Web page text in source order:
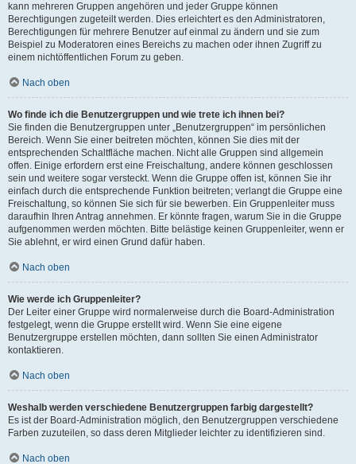
kann mehreren Gruppen angehören und jeder Gruppe können
Berechtigungen zugeteilt werden. Dies erleichtert es den Administratoren,
Berechtigungen für mehrere Benutzer auf einmal zu ändern und sie zum
Beispiel zu Moderatoren eines Bereichs zu machen oder ihnen Zugriff zu
einem nichtöffentlichen Forum zu geben.
Nach oben
Wo finde ich die Benutzergruppen und wie trete ich ihnen bei?
Sie finden die Benutzergruppen unter „Benutzergruppen“ im persönlichen
Bereich. Wenn Sie einer beitreten möchten, können Sie dies mit der
entsprechenden Schaltfläche machen. Nicht alle Gruppen sind allgemein
offen. Einige erfordern erst eine Freischaltung, andere können geschlossen
sein und weitere sogar versteckt. Wenn die Gruppe offen ist, können Sie ihr
einfach durch die entsprechende Funktion beitreten; verlangt die Gruppe eine
Freischaltung, so können Sie sich für sie bewerben. Ein Gruppenleiter muss
daraufhin Ihren Antrag annehmen. Er könnte fragen, warum Sie in die Gruppe
aufgenommen werden möchten. Bitte belästige keinen Gruppenleiter, wenn er
Sie ablehnt, er wird einen Grund dafür haben.
Nach oben
Wie werde ich Gruppenleiter?
Der Leiter einer Gruppe wird normalerweise durch die Board-Administration
festgelegt, wenn die Gruppe erstellt wird. Wenn Sie eine eigene
Benutzergruppe erstellen möchten, dann sollten Sie einen Administrator
kontaktieren.
Nach oben
Weshalb werden verschiedene Benutzergruppen farbig dargestellt?
Es ist der Board-Administration möglich, den Benutzergruppen verschiedene
Farben zuzuteilen, so dass deren Mitglieder leichter zu identifizieren sind.
Nach oben